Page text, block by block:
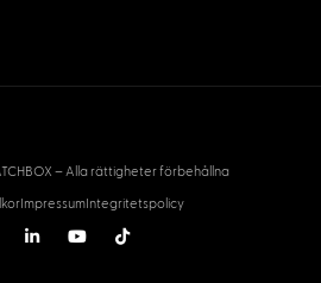
– Alla rättigheter förbehållna
ImpressumIntegritetspolicy